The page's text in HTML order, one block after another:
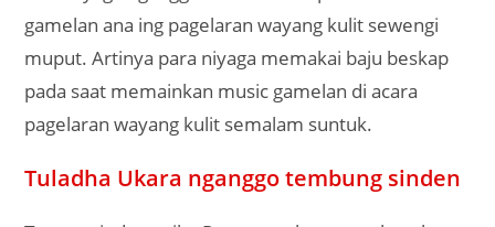
gamelan ana ing pagelaran wayang kulit sewengi
muput. Artinya para niyaga memakai baju beskap
pada saat memainkan music gamelan di acara
pagelaran wayang kulit semalam suntuk.
Tuladha Ukara nganggo tembung sinden